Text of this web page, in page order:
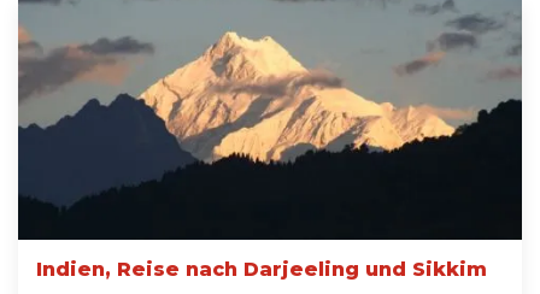
Indien, Reise nach Darjeeling und Sikkim